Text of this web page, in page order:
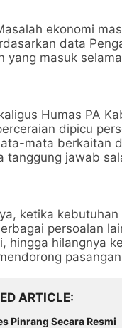
ekonomi
data
yang masuk
Humas PA
dipicu
mata berkaitan
tanggung jawab
ketika
persoalan
hingga hilangnya
ARTICLE
Pinrang Secara Resmi